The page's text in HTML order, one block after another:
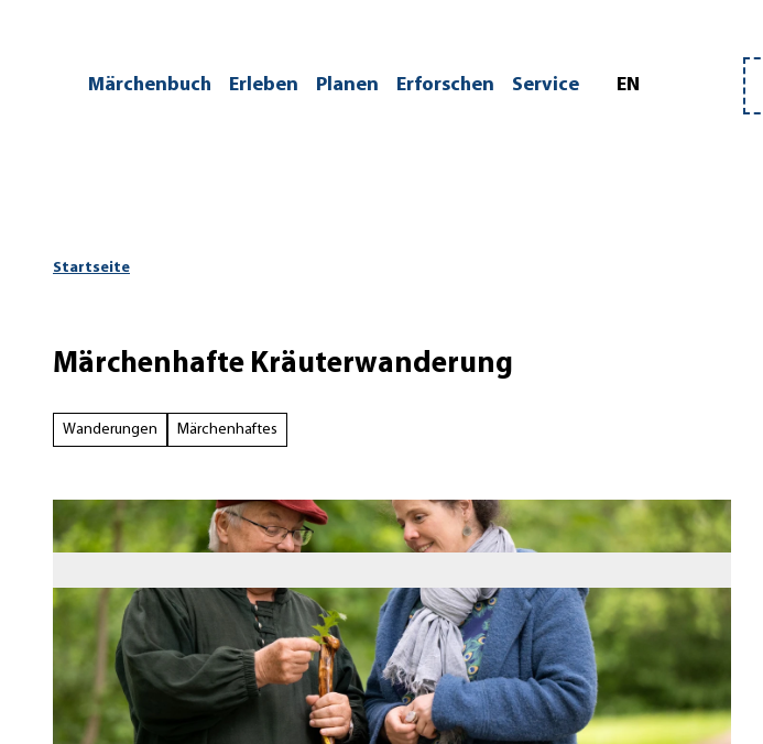
Märchenbuch Erleben Planen Erforschen Service EN
Merkzettel
Suche
Startseite
Märchenhafte Kräuterwanderung
Wanderungen Märchenhaftes